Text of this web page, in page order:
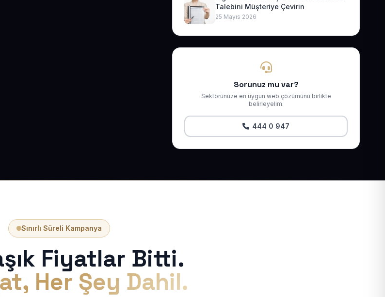
Talebini Müşteriye Çevirin
25 Mayıs 2026
Sorunuz mu var?
Sektörünüze en uygun web çözümünü birlikte
belirleyelim.
444 0 947
Sınırlı Süreli Kampanya
Fiyatlar Bitti.
Her Şey Dahil.